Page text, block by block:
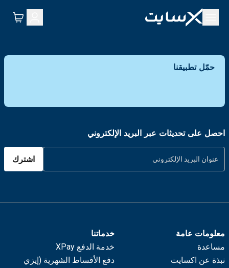
حمّل تطبيقنا
احصل على تحديثات عبر البريد الإلكتروني
اشترك
معلومات عامة
مساعدة
نبذة عن اكسايت
خدماتنا
خدمة الدفع XPay
دفع الأقساط الشهرية (إيزي